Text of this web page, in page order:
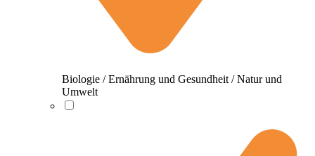
Biologie / Ernährung und Gesundheit / Natur und
Umwelt